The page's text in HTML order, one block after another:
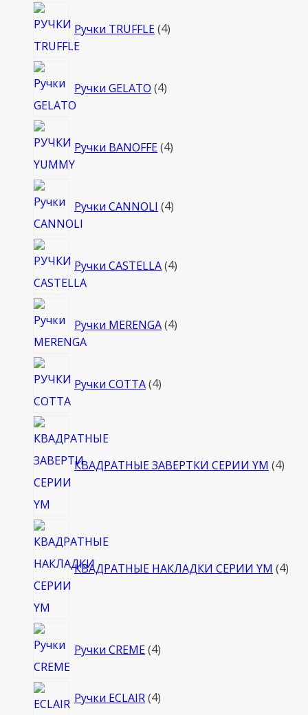
Ручки TRUFFLE 4товара
Ручки GELATO 4товара
Ручки BANOFFE 4товара
Ручки CANNOLI 4товара
Ручки CASTELLA 4товара
Ручки MERENGA 4товара
Ручки COTTA 4товара
КВАДРАТНЫЕ ЗАВЕРТКИ СЕРИИ YM 4
КВАДРАТНЫЕ НАКЛАДКИ СЕРИИ YM 4
Ручки CREME 4товара
Ручки ECLAIR 44